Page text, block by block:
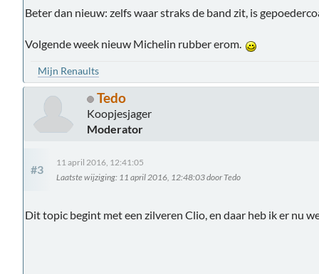
Beter dan nieuw: zelfs waar straks de band zit, is
Volgende week nieuw Michelin rubber erom.
Mijn Renaults
Tedo
Koopjesjager
Moderator
#3
11 april 2016, 12:41:05
Laatste wijziging: 11 april 2016, 12:48:03 door Tedo
Dit topic begint met een zilveren Clio, en daar heb ik er nu